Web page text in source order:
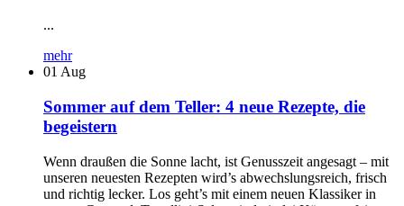
...
mehr
01 Aug
Sommer auf dem Teller: 4 neue Rezepte, die
begeistern
Wenn draußen die Sonne lacht, ist Genusszeit angesagt – mit
unseren neuesten Rezepten wird’s abwechslungsreich, frisch
und richtig lecker. Los geht’s mit einem neuen Klassiker in